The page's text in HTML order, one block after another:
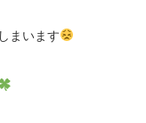
まいます